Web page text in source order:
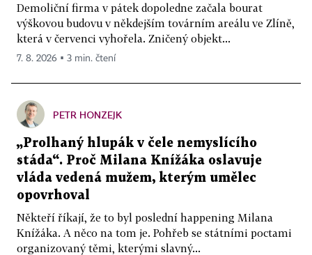
Demoliční firma v pátek dopoledne začala bourat
výškovou budovu v někdejším továrním areálu ve Zlíně,
která v červenci vyhořela. Zničený objekt...
7. 8. 2026 ▪ 3 min. čtení
PETR HONZEJK
„Prolhaný hlupák v čele nemyslícího
stáda“. Proč Milana Knížáka oslavuje
vláda vedená mužem, kterým umělec
opovrhoval
Někteří říkají, že to byl poslední happening Milana
Knížáka. A něco na tom je. Pohřeb se státními poctami
organizovaný těmi, kterými slavný...